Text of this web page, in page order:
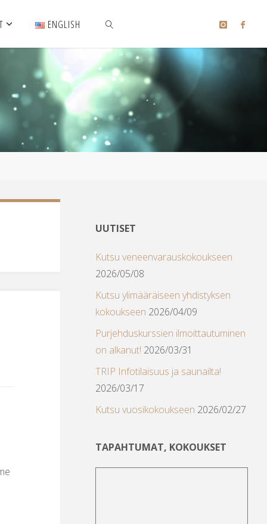
ENGLISH
SEARCH
UUTISET
Kutsu veneenvarauskokoukseen
2026/05/08
Kutsu ylimääräiseen yhdistyksen
kokoukseen 2026/04/09
Purjehduskurssien ilmoittautuminen
on alkanut! 2026/03/31
TRIP Infotilaisuus ja saunailta!
2026/03/17
Kutsu vuosikokoukseen 2026/02/27
TAPAHTUMAT, KOKOUKSET